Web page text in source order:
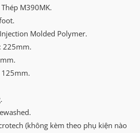
M390MK.
Molded Polymer.
225mm.
125mm.
(không kèm theo phụ kiện nào